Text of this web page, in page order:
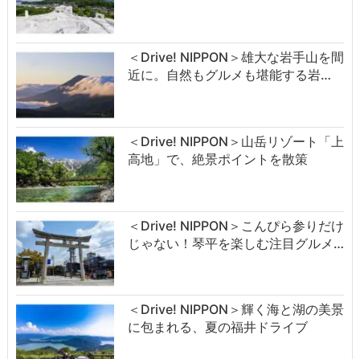
＜Drive! NIPPON＞雄大な岩手山を間
近に。自然もグルメも堪能する岩…
＜Drive! NIPPON＞山岳リゾート「上
高地」で、絶景ポイントを散策
＜Drive! NIPPON＞こんぴら参りだけ
じゃない！琴平を楽しむ注目グルメ…
＜Drive! NIPPON＞輝く海と湖の美景
に包まれる、夏の福井ドライブ